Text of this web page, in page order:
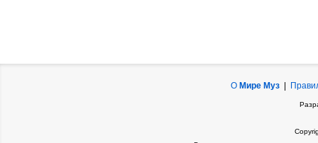
О Мире Муз|